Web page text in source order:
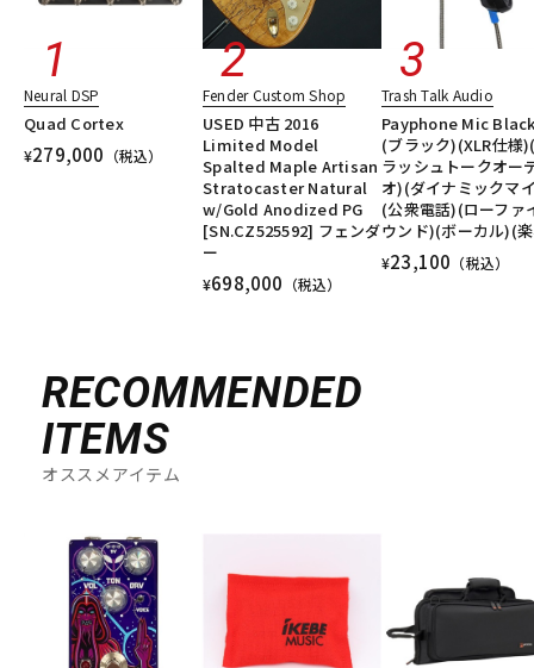
Neural DSP
Quad Cortex
¥279,000 （税込）
Fender Custom Shop
USED 中古 2016
Limited Model
Spalted Maple Artisan
Stratocaster Natural
w/Gold Anodized PG
[SN.CZ525592] フェンダ
ー
¥698,000 （税込）
Trash Talk Audio
Payphone Mic
(ブラック)(XLR仕様
ラッシュトークオー
オ)(ダイナミックマ
(公衆電話)(ローファ
ウンド)(ボーカル)(
¥23,100 （税込）
RECOMMENDED
ITEMS
オススメアイテム